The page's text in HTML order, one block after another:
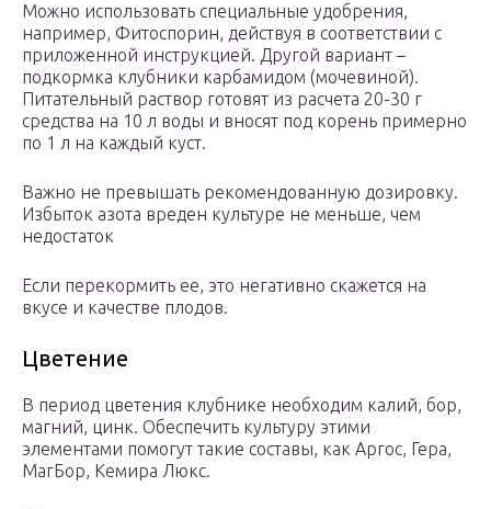
Можно использовать специальные удобрения,
например, Фитоспорин, действуя в соответствии с
приложенной инструкцией. Другой вариант –
подкормка клубники карбамидом (мочевиной).
Питательный раствор готовят из расчета 20-30 г
средства на 10 л воды и вносят под корень примерно
по 1 л на каждый куст.
Важно не превышать рекомендованную дозировку.
Избыток азота вреден культуре не меньше, чем
недостаток
Если перекормить ее, это негативно скажется на
вкусе и качестве плодов.
Цветение
В период цветения клубнике необходим калий, бор,
магний, цинк. Обеспечить культуру этими
элементами помогут такие составы, как Аргос, Гера,
МагБор, Кемира Люкс.